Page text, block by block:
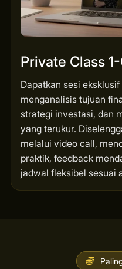
Private Class
Dapatkan sesi
menganalisis tujuan
strategi investasi, dan
yang terukur.
melalui video call,
praktik, feedback
jadwal fleksibel sesuai